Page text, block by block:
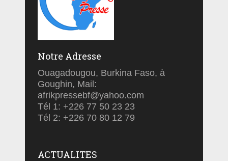
Notre Adresse
Ouagadougou, Burkina Faso, à
Goughin, Mail:
afrikpressebf@yahoo.com
Tél 1: +226 77 50 23 23
Tél 2: +226 70 80 12 79
ACTUALITES